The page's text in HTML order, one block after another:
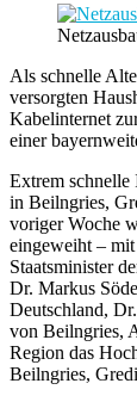
Als schnelle
versorgten
Kabelinternet
einer
Extrem schnelle
in Beilngries,
voriger Woche
eingeweiht –
Staatsminister
Dr. Markus
Deutschland,
von Beilngries,
Region das
Beilngries,